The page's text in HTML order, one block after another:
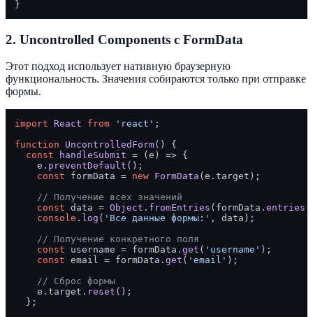
2. Uncontrolled Components с FormData
Этот подход использует нативную браузерную
функциональность. Значения собираются только при отправке
формы.
import React from 'react' ;
function
UncontrolledForm( ) {
const
handleSubmit = ( e ) => {
    e.
preventDefault ();
const formData = new FormData (e. target );
// Получение всех значений
const data = Object . fromEntries (formData. entries
console . log ( 'Все данные формы:' , data);
// Получение конкретного поля
const username = formData. get ( 'username' );
const email = formData. get ( 'email' );
// Сброс формы
    e.
target . reset ();
  };